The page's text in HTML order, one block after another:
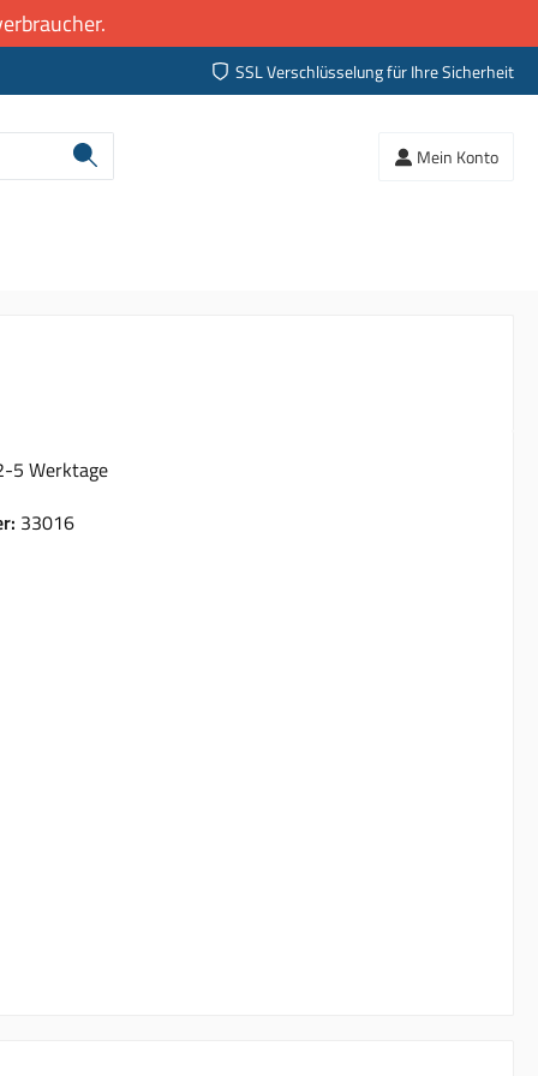
SSL Verschlüsselung für Ihre Sicherheit
Mein Konto
5 Werktage
33016